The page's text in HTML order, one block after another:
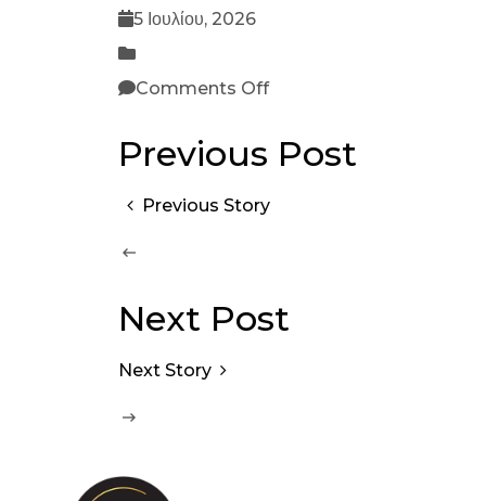
5 Ιουλίου, 2026
Comments Off
Previous Post
Previous Story
Next Post
Next Story